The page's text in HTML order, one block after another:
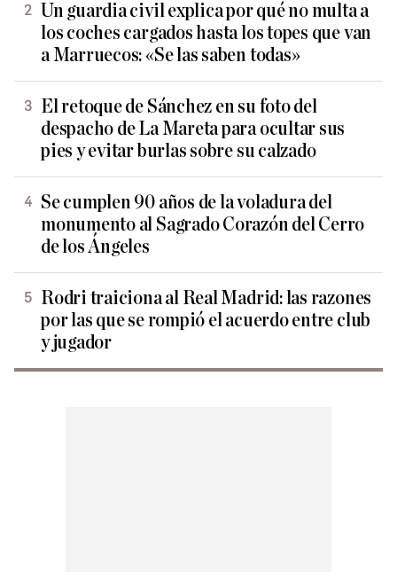
Un guardia civil explica por qué no multa a
los coches cargados hasta los topes que van
a Marruecos: «Se las saben todas»
El retoque de Sánchez en su foto del
despacho de La Mareta para ocultar sus
pies y evitar burlas sobre su calzado
Se cumplen 90 años de la voladura del
monumento al Sagrado Corazón del Cerro
de los Ángeles
Rodri traiciona al Real Madrid: las razones
por las que se rompió el acuerdo entre club
y jugador